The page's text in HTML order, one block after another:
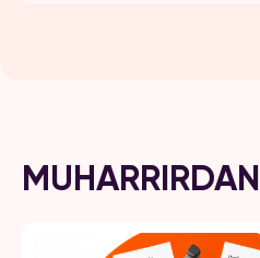
MUHARRIRDAN